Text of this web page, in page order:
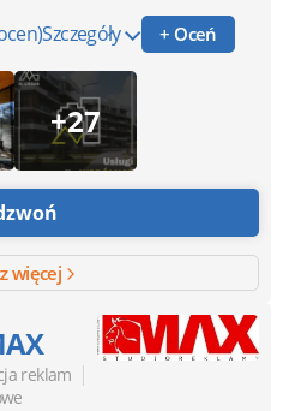
Szczegóły + Oceń
+27
więcej
reklam |